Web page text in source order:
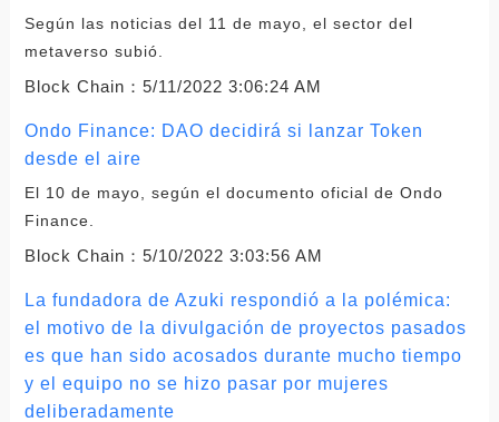
Según las noticias del 11 de mayo, el sector del
metaverso subió.
Block Chain： 5/11/2022 3:06:24 AM
Ondo Finance: DAO decidirá si lanzar Token
desde el aire
El 10 de mayo, según el documento oficial de Ondo
Finance.
Block Chain： 5/10/2022 3:03:56 AM
La fundadora de Azuki respondió a la polémica:
el motivo de la divulgación de proyectos pasados
​​es que han sido acosados ​​durante mucho tiempo
y el equipo no se hizo pasar por mujeres
deliberadamente